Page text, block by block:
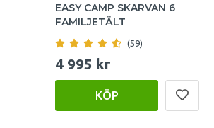
EASY CAMP SKARVAN 6
FAMILJETÄLT
(59)
4 995 kr
KÖP